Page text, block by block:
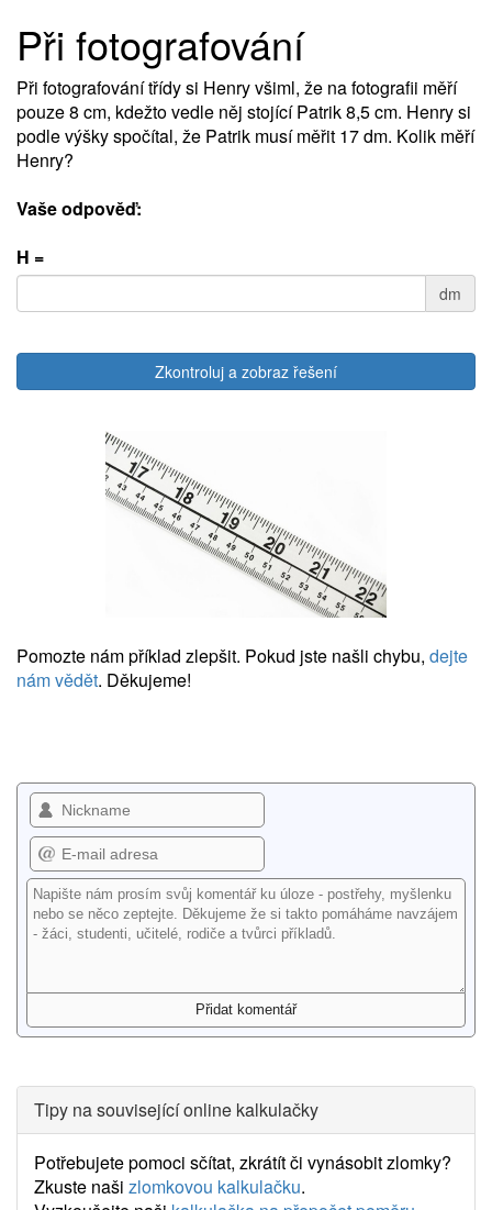
Při fotografování
Při fotografování třídy si Henry všiml, že na fotografii měří
pouze 8 cm, kdežto vedle něj stojící Patrik 8,5 cm. Henry si
podle výšky spočítal, že Patrik musí měřit 17 dm. Kolik měří
Henry?
Vaše odpověď:
H =
dm
Zkontroluj a zobraz řešení
Pomozte nám příklad zlepšit. Pokud jste našli chybu, dejte
nám vědět. Děkujeme!
Tipy na související online kalkulačky
Potřebujete pomoci sčítat, zkrátít či vynásobit zlomky?
Zkuste naši zlomkovou kalkulačku.